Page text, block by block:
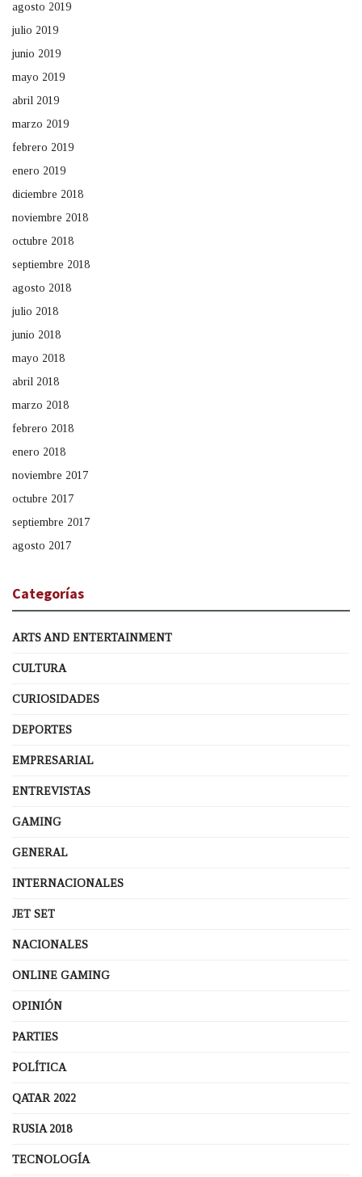
agosto 2019
julio 2019
junio 2019
mayo 2019
abril 2019
marzo 2019
febrero 2019
enero 2019
diciembre 2018
noviembre 2018
octubre 2018
septiembre 2018
agosto 2018
julio 2018
junio 2018
mayo 2018
abril 2018
marzo 2018
febrero 2018
enero 2018
noviembre 2017
octubre 2017
septiembre 2017
agosto 2017
Categorías
ARTS AND ENTERTAINMENT
CULTURA
CURIOSIDADES
DEPORTES
EMPRESARIAL
ENTREVISTAS
GAMING
GENERAL
INTERNACIONALES
JET SET
NACIONALES
ONLINE GAMING
OPINIÓN
PARTIES
POLÍTICA
QATAR 2022
RUSIA 2018
TECNOLOGÍA